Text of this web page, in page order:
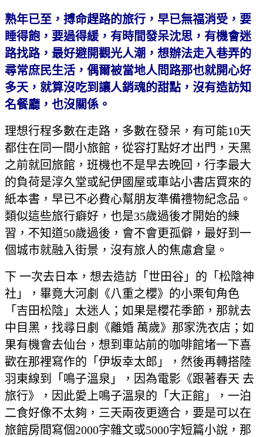
熟年已至，搏命趕路的旅行，早已無福消受，要
睡得飽，要過得緩，有時間發呆沈思，有機會迷
路找路，最好避開觀光人潮，想辦法走入巷弄的
尋常庶民生活，偶爾被當地人問路那也就開心好
多天，就算沒吃到讓人銷魂的甜點，沒有造訪知
名餐廳，也沒關係。
理想行程多數在走路，多數在發呆，有可能10天
都住在同一間小旅館，從容打點好才出門，天黑
之前就回旅館，班機也不是早去晚回，行李最大
的負荷是淳久堂或紀伊國屋或車站小書店買來的
紙本書，早已不必費心幫朋友準備禮物紀念品。
類似這些旅行癖好，也是35歲過後才開始的練
習，不知道50歲過後，會不會更孤僻，最好到一
個城市就融入街景，沒有旅人的焦慮倉皇。
下 一次去日本，想去造訪「世田谷」的「松陰神
社」，畢竟大河劇《八重之櫻》的小栗旬角色
「吉田松陰」太迷人；如果是櫻花季節，那就去
中目黑，找尋日劇《離婚 萬歲》那家洗衣店；如
果有機會去仙台，想到車站前的咖啡館堵一下喜
歡在那裡寫作的「伊坂幸太郎」，然後再轉搭陸
羽東線到「鳴子溫泉」，因為電影《跟著春天 去
旅行》，因此愛上鳴子溫泉的「大正館」，一泊
二食好像不太夠，三天兩夜更適合，要是可以在
旅館房間寫個2000字雜文或5000字短篇小說，那